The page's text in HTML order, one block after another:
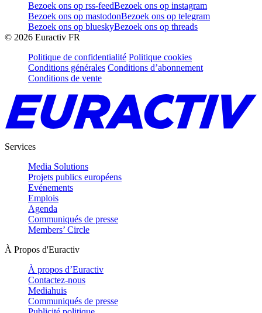
Bezoek ons op rss-feedBezoek ons op instagram
Bezoek ons op mastodonBezoek ons op telegram
Bezoek ons op blueskyBezoek ons op threads
© 2026 Euractiv FR
Politique de confidentialité Politique cookies
Conditions générales Conditions d’abonnement
Conditions de vente
Services
Media Solutions
Projets publics européens
Evénements
Emplois
Agenda
Communiqués de presse
Members’ Circle
À Propos d'Euractiv
À propos d’Euractiv
Contactez-nous
Mediahuis
Communiqués de presse